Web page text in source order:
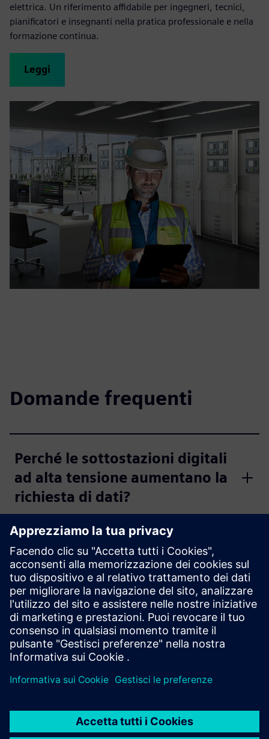
elettrica. Un riferimento affidabile per ingegneri, tecnici,
pianificatori e insegnanti nella pratica professionale e nella
formazione continua.
Leggi
Domande frequenti
Perché le sottostazioni digitali
ad alta tensione aumentano la
richiesta di dati?
In che modo le reti di
distribuzione selezionano la
giusta tecnologia di
comunicazione?
Quali sono i vantaggi delle reti
wireless mesh per le utenze?